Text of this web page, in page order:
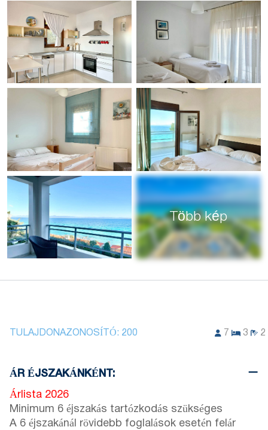
Több kép
TULAJDONAZONOSÍTÓ: 200 7 3 2
ÁR ÉJSZAKÁNKÉNT:
Árlista 2026
Minimum 6 éjszakás tartózkodás szükséges
A 6 éjszakánál rövidebb foglalások esetén felár